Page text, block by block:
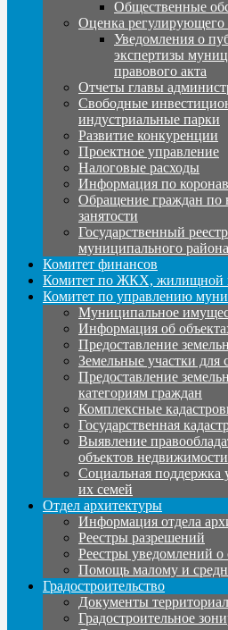
Общественные
Оценка регулирующего
Уведомления о
экспертизы
правового акта
Отчеты главы
Свободные
индустриальные парки
Развитие конкуренции
Проектное управление
Налоговые расходы
Информация по
Обращение граждан по
занятости
Государственный
муниципального района
Комитет финансов
Комитет по ЖКХ, жилищной
Комитет по управлению
Муниципальное
Информация об
Предоставление
Земельные участки для
Предоставление
категориям граждан
Комплексные
Государственная
Выявление
объектов недвижимости
Социальная
их семей
Отдел архитектуры
Информация отдела
Реестры разрешений
Реестры уведомлений о
Помощь малому и
Градостроительство
Документы
Градостроительное